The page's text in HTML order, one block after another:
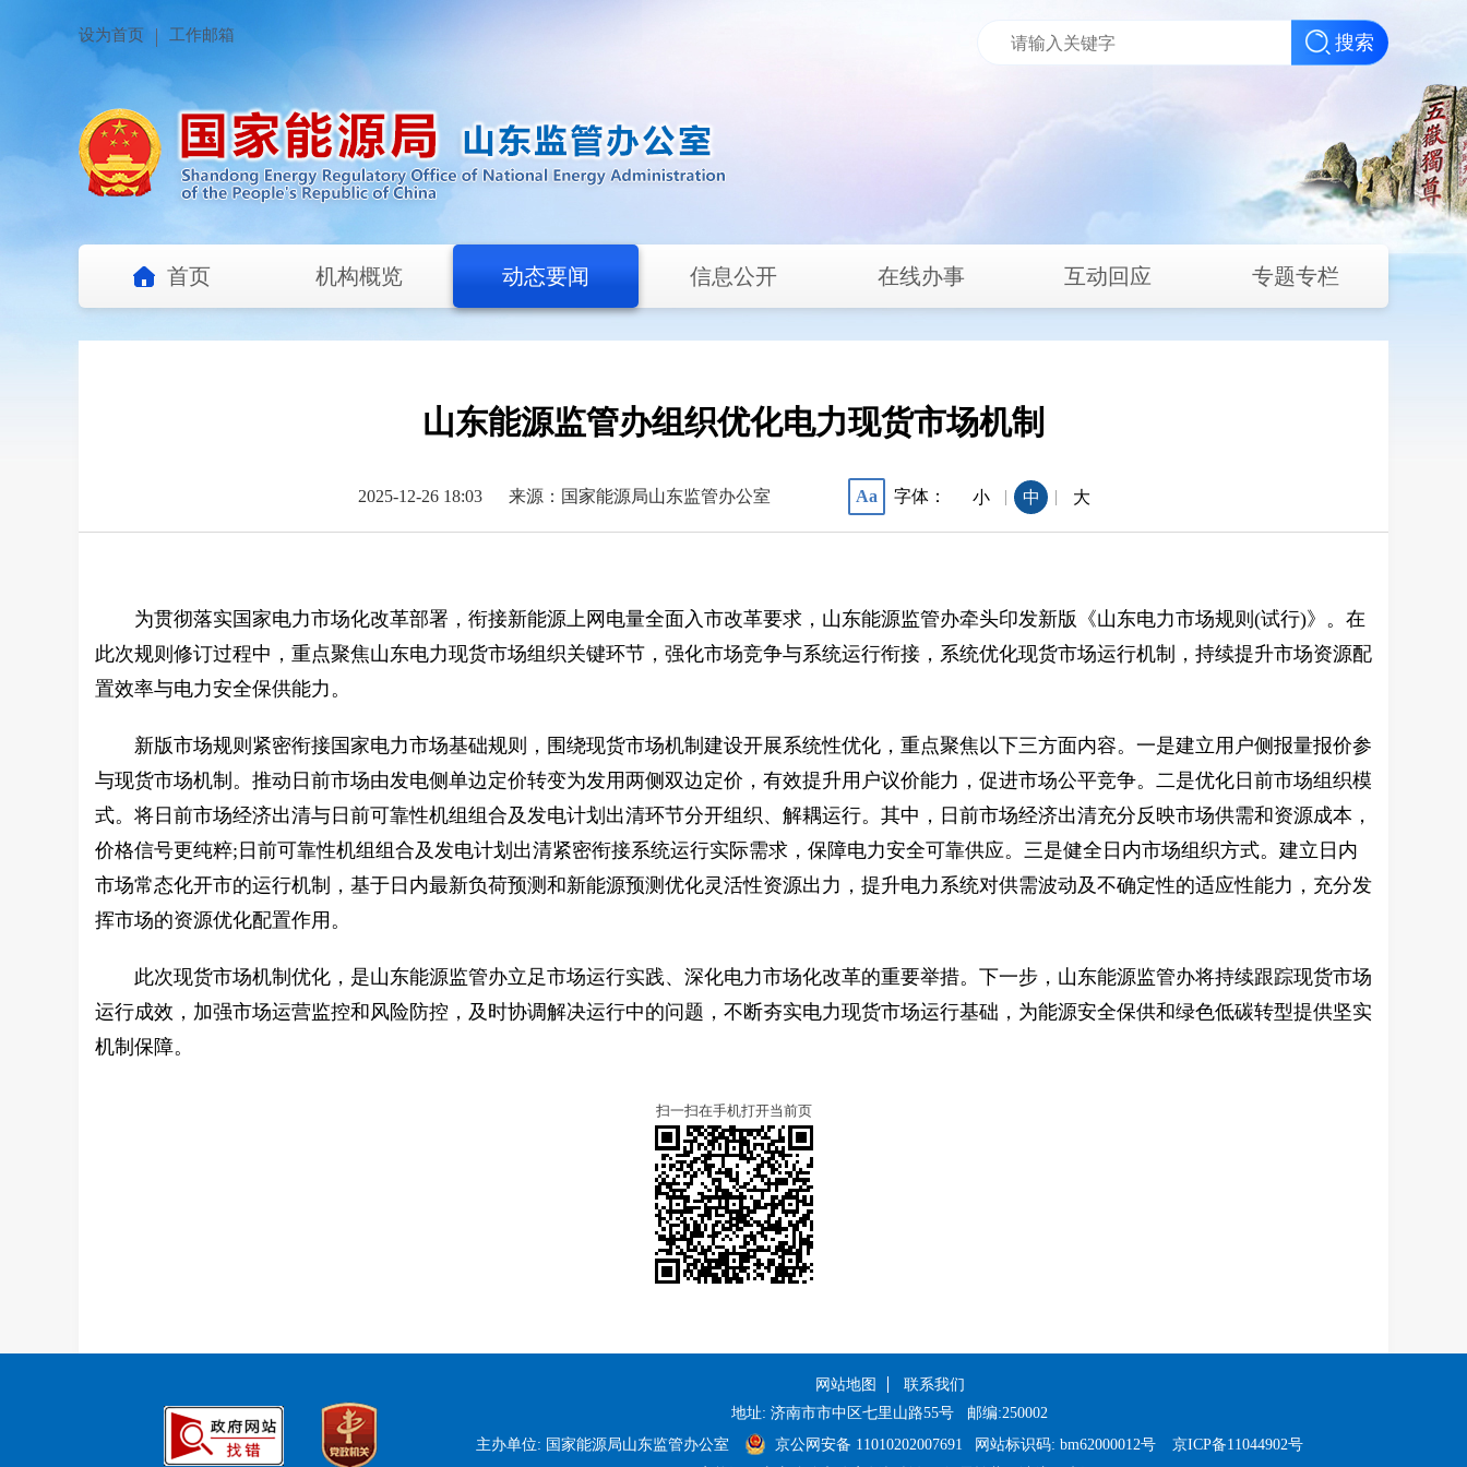
设为首页 工作邮箱 搜索
首页 机构概览 动态要闻 信息公开 在线办事 互动回应 专题专栏
山东能源监管办组织优化电力现货市场机制
2025-12-26 18:03 来源：国家能源局山东监管办公室 Aa 字体： 小 | 中 | 大
为贯彻落实国家电力市场化改革部署，衔接新能源上网电量全面入市改革要求，山东能源监管办牵头印发新版《山东电力市场规则(试行)》。在
此次规则修订过程中，重点聚焦山东电力现货市场组织关键环节，强化市场竞争与系统运行衔接，系统优化现货市场运行机制，持续提升市场资源配
置效率与电力安全保供能力。
新版市场规则紧密衔接国家电力市场基础规则，围绕现货市场机制建设开展系统性优化，重点聚焦以下三方面内容。一是建立用户侧报量报价参
与现货市场机制。推动日前市场由发电侧单边定价转变为发用两侧双边定价，有效提升用户议价能力，促进市场公平竞争。二是优化日前市场组织模
式。将日前市场经济出清与日前可靠性机组组合及发电计划出清环节分开组织、解耦运行。其中，日前市场经济出清充分反映市场供需和资源成本，
价格信号更纯粹;日前可靠性机组组合及发电计划出清紧密衔接系统运行实际需求，保障电力安全可靠供应。三是健全日内市场组织方式。建立日内
市场常态化开市的运行机制，基于日内最新负荷预测和新能源预测优化灵活性资源出力，提升电力系统对供需波动及不确定性的适应性能力，充分发
挥市场的资源优化配置作用。
此次现货市场机制优化，是山东能源监管办立足市场运行实践、深化电力市场化改革的重要举措。下一步，山东能源监管办将持续跟踪现货市场
运行成效，加强市场运营监控和风险防控，及时协调解决运行中的问题，不断夯实电力现货市场运行基础，为能源安全保供和绿色低碳转型提供坚实
机制保障。
扫一扫在手机打开当前页
网站地图
联系我们
地址: 济南市市中区七里山路55号
邮编:250002
主办单位: 国家能源局山东监管办公室
京公网安备 11010202007691 网站标识码: bm62000012号
京ICP备11044902号